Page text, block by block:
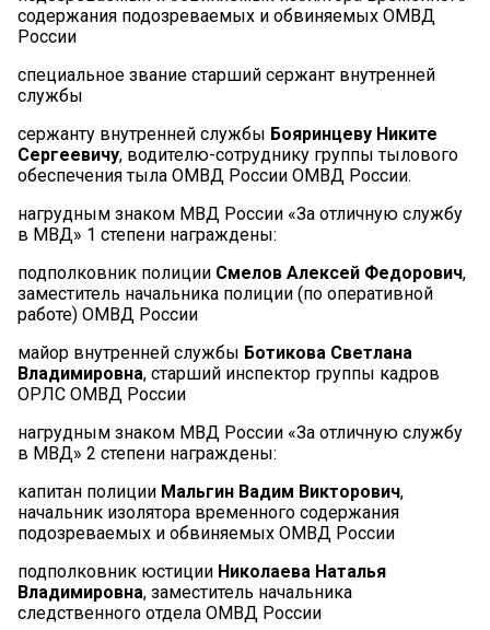
содержания подозреваемых и обвиняемых ОМВД
России
специальное звание старший сержант внутренней
службы
сержанту внутренней службы Бояринцеву Никите
Сергеевичу, водителю-сотруднику группы тылового
обеспечения тыла ОМВД России ОМВД России.
нагрудным знаком МВД России «За отличную службу
в МВД» 1 степени награждены:
подполковник полиции Смелов Алексей Федорович,
заместитель начальника полиции (по оперативной
работе) ОМВД России
майор внутренней службы Ботикова Светлана
Владимировна, старший инспектор группы кадров
ОРЛС ОМВД России
нагрудным знаком МВД России «За отличную службу
в МВД» 2 степени награждены:
капитан полиции Мальгин Вадим Викторович,
начальник изолятора временного содержания
подозреваемых и обвиняемых ОМВД России
подполковник юстиции Николаева Наталья
Владимировна, заместитель начальника
следственного отдела ОМВД России